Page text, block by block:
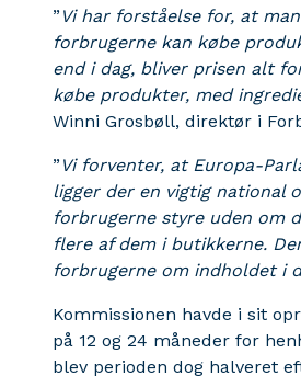
”Vi har forståelse for, at
forbrugerne kan købe
end i dag, bliver prisen alt
købe produkter, med
Winni Grosbøll, direktør i
”Vi forventer, at Europa-
ligger der en vigtig national
forbrugerne styre uden om
flere af dem i butikkerne.
forbrugerne om indholdet i
Kommissionen havde i sit
på 12 og 24 måneder for
blev perioden dog halveret